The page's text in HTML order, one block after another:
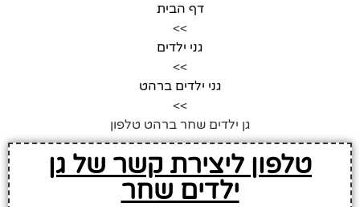
דף הבית
>>
גני ילדים
>>
גני ילדים ברהט
>>
גן ילדים שחר ברהט טלפון
טלפון ליצירת קשר של גן
ילדים שחר